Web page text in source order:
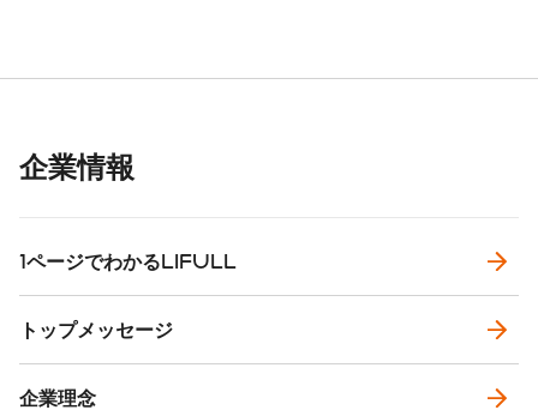
企業情報
1ページでわかるLIFULL
トップメッセージ
企業理念